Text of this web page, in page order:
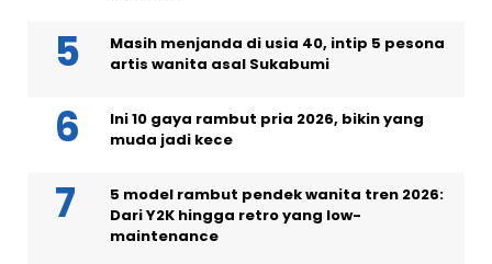
Masih menjanda di usia 40, intip 5 pesona
artis wanita asal Sukabumi
Ini 10 gaya rambut pria 2026, bikin yang
muda jadi kece
5 model rambut pendek wanita tren 2026:
Dari Y2K hingga retro yang low-
maintenance